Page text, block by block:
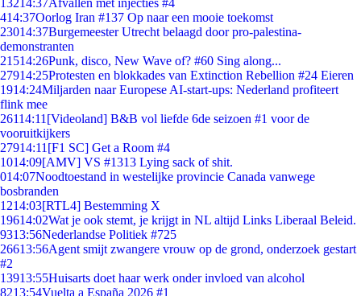
13214:37Afvallen met injecties #4
414:37Oorlog Iran #137 Op naar een mooie toekomst
23014:37Burgemeester Utrecht belaagd door pro-palestina-
demonstranten
21514:26Punk, disco, New Wave of? #60 Sing along...
27914:25Protesten en blokkades van Extinction Rebellion #24 Eieren
1914:24Miljarden naar Europese AI-start-ups: Nederland profiteert
flink mee
26114:11 [Videoland] B&B vol liefde 6de seizoen #1 voor de
vooruitkijkers
27914:11 [F1 SC] Get a Room #4
1014:09[AMV] VS #1313 Lying sack of shit.
014:07Noodtoestand in westelijke provincie Canada vanwege
bosbranden
1214:03[RTL4] Bestemming X
19614:02Wat je ook stemt, je krijgt in NL altijd Links Liberaal Beleid.
9313:56Nederlandse Politiek #725
26613:56Agent smijt zwangere vrouw op de grond, onderzoek gestart
#2
13913:55Huisarts doet haar werk onder invloed van alcohol
8213:54Vuelta a España 2026 #1